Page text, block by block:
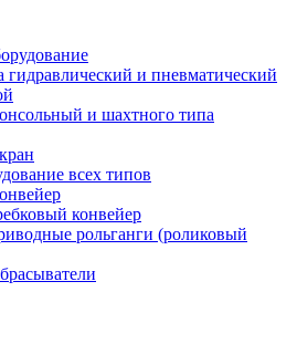
гидравлический и пневматический
и шахтного типа
всех типов
конвейер
рольганги (роликовый